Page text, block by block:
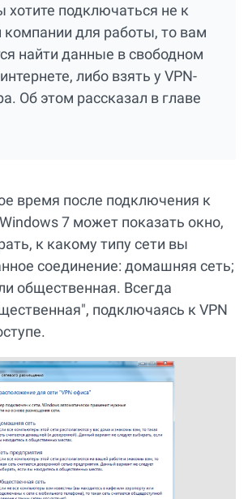
хотите подключаться не к
компании для работы, то вам
найти данные в свободном
либо взять у VPN-
Об этом рассказал в главе
время после подключения к
7 может показать окно,
к какому типу сети вы
соединение: домашняя сеть;
общественная. Всегда
подключаясь к VPN